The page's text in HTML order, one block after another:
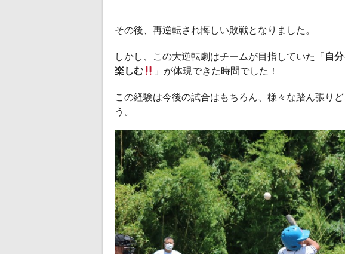
その後、再逆転され悔しい敗戦となりました。
しかし、この大逆転劇はチームが目指していた「自
楽しむ
」が体現できた時間でした！
この経験は今後の試合はもちろん、様々な踏ん張り
う。